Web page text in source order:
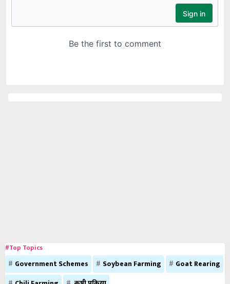
#Top Topics
Government Schemes Soybean Farming
Goat Rearing